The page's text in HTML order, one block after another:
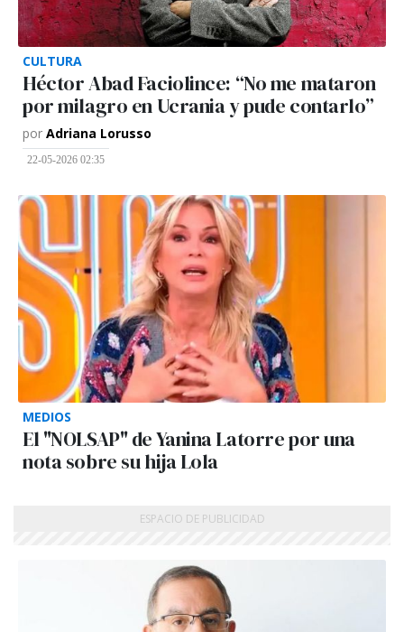
CULTURA
Héctor Abad Faciolince: “No me mataron
por milagro en Ucrania y pude contarlo”
por Adriana Lorusso
22-05-2026 02:35
MEDIOS
El "NOLSAP" de Yanina Latorre por una
nota sobre su hija Lola